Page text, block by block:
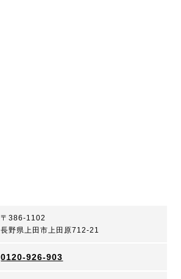
〒386-1102
長野県上田市上田原712-21
0120-926-903